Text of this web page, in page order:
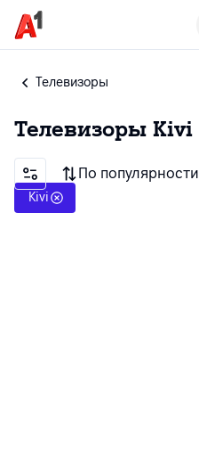
Телевизоры
Телевизоры Kivi
По популярности
Kivi